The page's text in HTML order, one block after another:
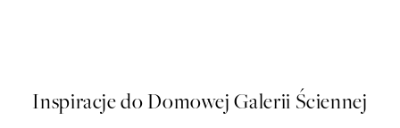
Inspiracje do Domowej Galerii Ściennej